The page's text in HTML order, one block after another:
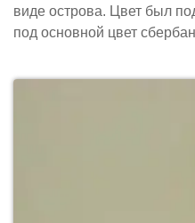
виде острова. Цвет был
под основной цвет